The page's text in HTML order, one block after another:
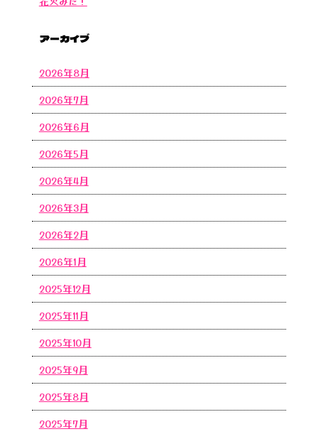
アーカイブ
2026年8月
2026年7月
2026年6月
2026年5月
2026年4月
2026年3月
2026年2月
2026年1月
2025年12月
2025年11月
2025年10月
2025年9月
2025年8月
2025年7月